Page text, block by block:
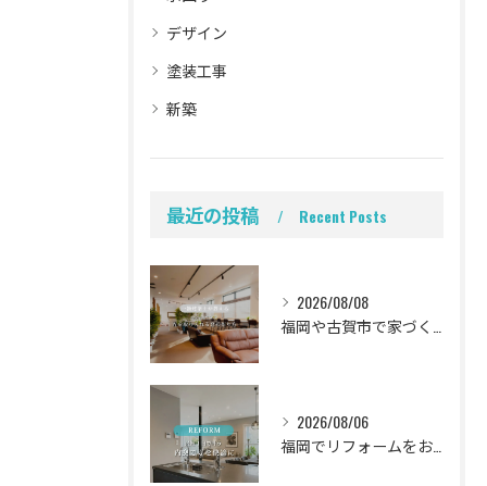
デザイン
塗装工事
新築
最近の投稿 Recent Posts
2026/08/08
2026/08/06